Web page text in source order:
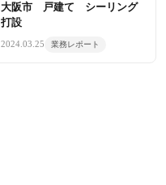
大阪市 戸建て シーリング
打設
2024.03.25 業務レポート